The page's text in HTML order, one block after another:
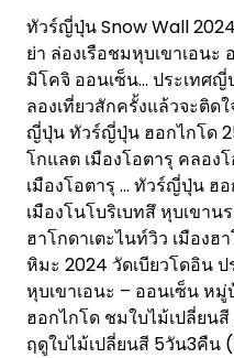
ทัวร์ญี่ปุ่น Snow Wall
ย่า ล่องเรือชมหุบเขาเอน
มิโคจิ ออนเซ็น… ประเทศ
ลองเที่ยวสักครั้งแล้วจะติด
ญี่ปุ่น ทัวร์ญี่ปุ่น ฮอกไกโด
โกแลต เมืองโอตารุ คลอง
เมืองโอตารุ … ทัวร์ญี่ปุ่น ฮ
เมืองโนโบริเบทสึ หุบเขาน
ฮาโกดาเตะไนท์วิว เมือง
หิมะ 2024 วัดเบียวโดอิน
หุบเขาเอนะ – ออนเซ็น ห
ฮอกไกโด ชมใบไม้เปลี่ยนสี
ฤดูใบไม้เปลี่ยนสี 5วัน3คืน